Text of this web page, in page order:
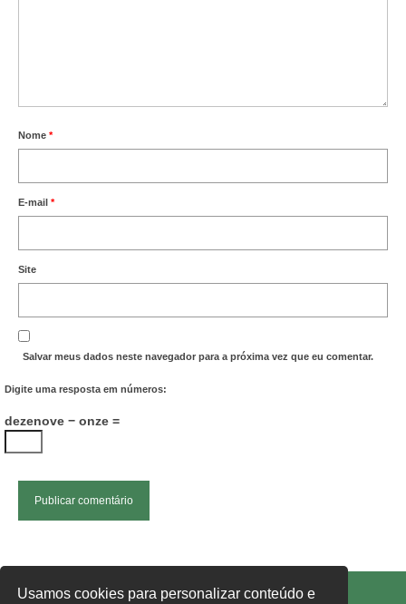
Nome *
E-mail *
Site
Salvar meus dados neste navegador para a próxima vez que eu comentar.
Digite uma resposta em números:
dezenove − onze =
FETRAM-SC/CUT
Usamos cookies para personalizar conteúdo e